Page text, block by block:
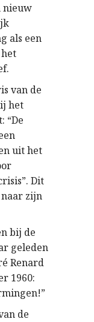
nieuw
als een
van de
het
“De
uit het
Dit
zijn
bij de
geleden
Renard
1960:
de